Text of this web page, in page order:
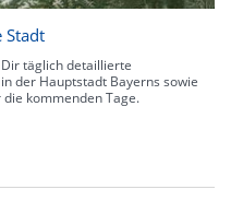
Stadt
täglich detaillierte
der Hauptstadt Bayerns sowie
kommenden Tage.